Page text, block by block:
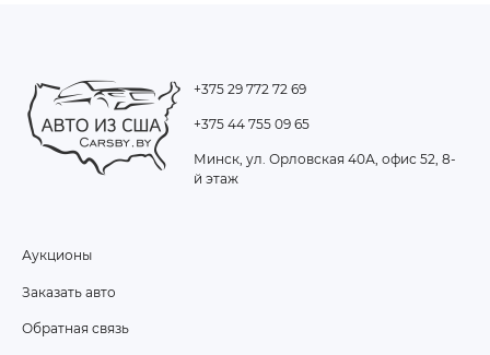
+375 29 772 72 69
+375 44 755 09 65
Минск, ул. Орловская 40А, офис 52, 8-
й этаж
MENU
Аукционы
Заказать авто
Обратная связь